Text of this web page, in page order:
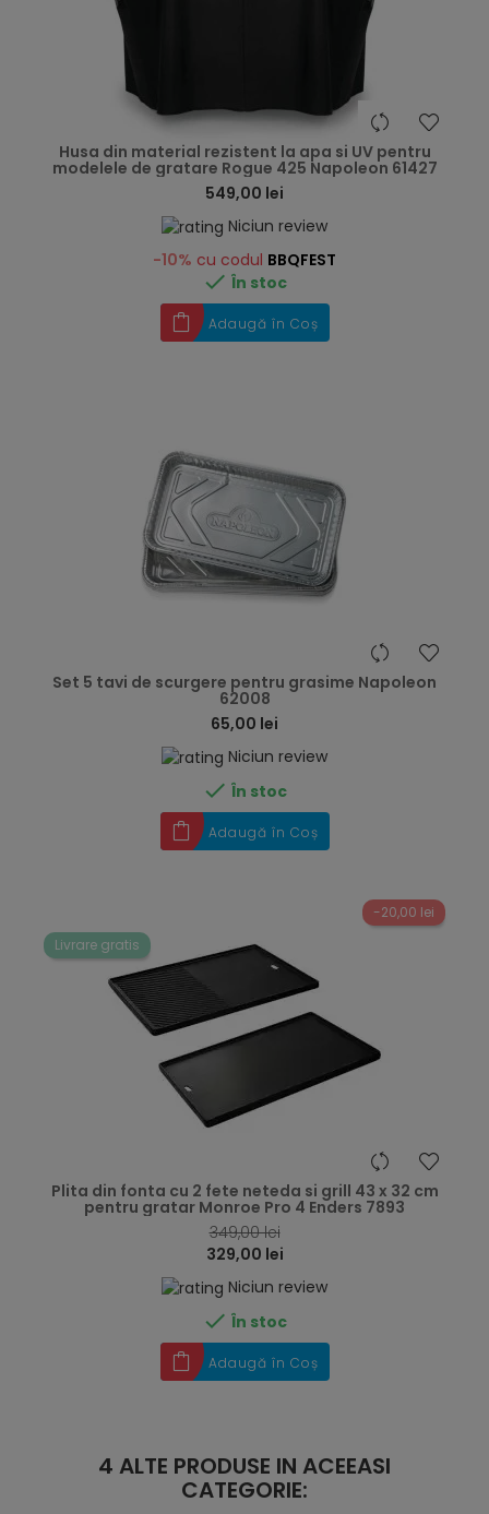
Husa din material rezistent la apa si UV pentru
modelele de gratare Rogue 425 Napoleon 61427
549,00 lei
Niciun review
-10% cu codul BBQFEST
 În stoc
Adaugă în Coș
Set 5 tavi de scurgere pentru grasime Napoleon
62008
65,00 lei
Niciun review
 În stoc
Adaugă în Coș
-20,00 lei
Livrare gratis
Plita din fonta cu 2 fete neteda si grill 43 x 32 cm
pentru gratar Monroe Pro 4 Enders 7893
349,00 lei
329,00 lei
Niciun review
 În stoc
Adaugă în Coș
4 ALTE PRODUSE IN ACEEASI
CATEGORIE: